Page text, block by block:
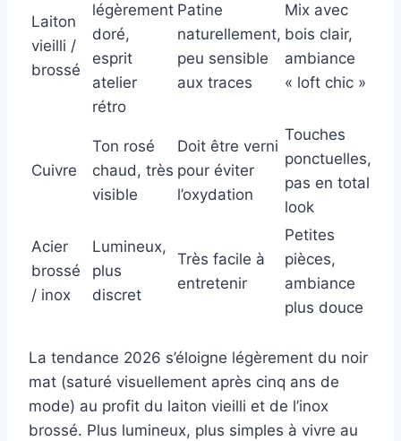
Laiton
vieilli /
brossé
légèrement
doré,
esprit
atelier
rétro
Patine
naturellement,
peu sensible
aux traces
Mix avec
bois clair,
ambiance
« loft chic »
Cuivre
Ton rosé
chaud, très
visible
Doit être verni
pour éviter
l’oxydation
Touches
ponctuelles,
pas en total
look
Acier
brossé
/ inox
Lumineux,
plus
discret
Très facile à
entretenir
Petites
pièces,
ambiance
plus douce
La tendance 2026 s’éloigne légèrement du noir
mat (saturé visuellement après cinq ans de
mode) au profit du laiton vieilli et de l’inox
brossé. Plus lumineux, plus simples à vivre au